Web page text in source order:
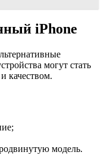
iPhone
могут стать
качеством.
модель.